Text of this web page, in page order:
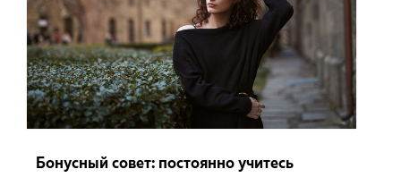
Бонусный совет: постоянно учитесь